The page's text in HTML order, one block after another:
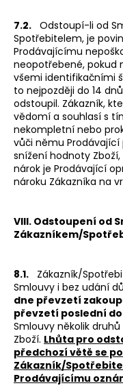
7.2. Odstoupí-li od
Spotřebitelem, je
Prodávajícímu
neopotřebené, pokud
všemi identifikačními
to nejpozději do 14
odstoupil. Zákazník,
vědomí a souhlasí s
nekompletní nebo
vůči němu
snížení hodnoty
nárok je Prodávající
nároku Zákazníka na
VIII. Odstoupení od
Zákazníkem/
8.1. Zákazník/
Smlouvy i bez udání
dne převzetí
převzetí poslední
Smlouvy několik
Zboží. Lhůta pro
předchozí větě se
Zákazník/
Prodávajícímu